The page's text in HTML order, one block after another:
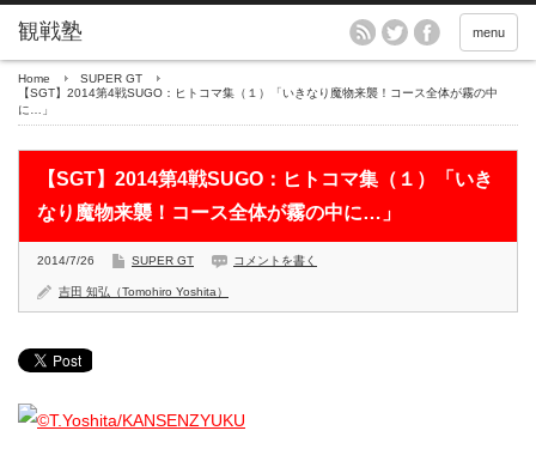
menu
Home
SUPER GT
【SGT】2014第4戦SUGO：ヒトコマ集（１）「いきなり魔物来襲！コース全体が霧の中
に…」
【SGT】2014第4戦SUGO：ヒトコマ集（１）「いき
なり魔物来襲！コース全体が霧の中に…」
2014/7/26 SUPER GT コメントを書く
吉田 知弘（Tomohiro Yoshita）